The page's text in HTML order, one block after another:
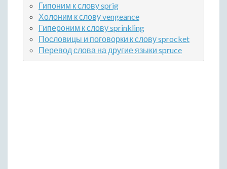
Гипоним к слову sprig
Холоним к слову vengeance
Гипероним к слову sprinkling
Пословицы и поговорки к слову sprocket
Перевод слова на другие языки spruce